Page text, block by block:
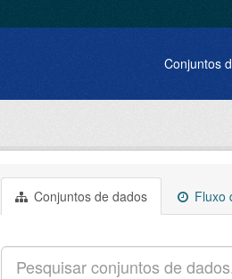
Conjuntos
Conjuntos de dados Fluxo